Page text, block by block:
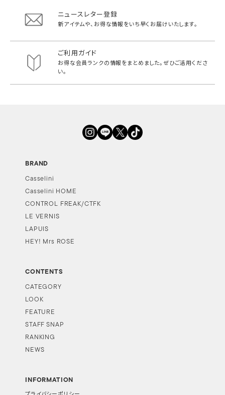
ニュースレター登録
新アイテムや、お得な情報をいち早く お届けいたします。
ご利用ガイド
お得な会員ランクの情報をまとめました。ぜひご活用くださ
い。
BRAND
Casselini
Casselini HOME
CONTROL FREAK/CTFK
LE VERNIS
LAPUIS
HEY! Mrs ROSE
CONTENTS
CATEGORY
LOOK
FEATURE
STAFF SNAP
RANKING
NEWS
INFORMATION